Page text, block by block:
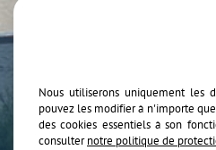
Nous utiliserons uniquement les
pouvez les modifier à n'importe
des cookies essentiels à son
consulternotre politique de